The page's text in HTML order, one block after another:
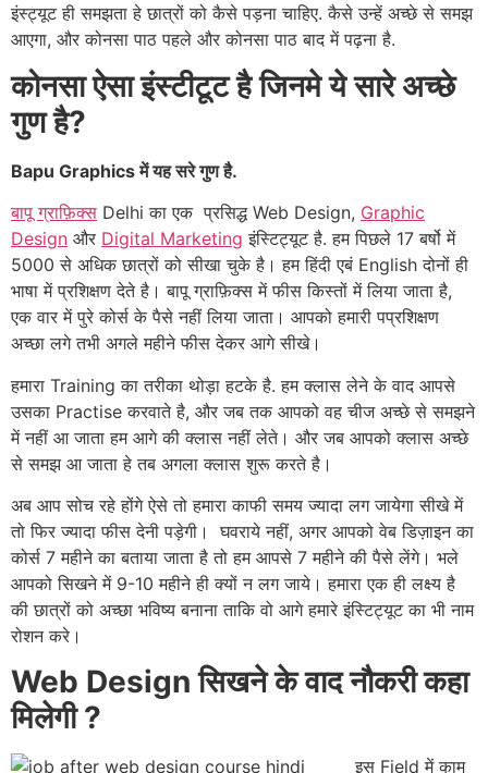
इंस्ट्यूट ही समझता हे छात्रों को कैसे पड़ना चाहिए. कैसे उन्हें अच्छे से समझ
आएगा, और कोनसा पाठ पहले और कोनसा पाठ बाद में पढ़ना है.
कोनसा ऐसा इंस्टीटूट है जिनमे ये सारे अच्छे
गुण है?
Bapu Graphics में यह सरे गुण है.
बापू ग्राफ़िक्स Delhi का एक प्रसिद्ध Web Design, Graphic
Design और Digital Marketing इंस्टिट्यूट है. हम पिछले 17 बर्षो में
5000 से अधिक छात्रों को सीखा चुके है। हम हिंदी एबं English दोनों ही
भाषा में प्रशिक्षण देते है। बापू ग्राफ़िक्स में फीस किस्तों में लिया जाता है,
एक वार में पुरे कोर्स के पैसे नहीं लिया जाता। आपको हमारी पप्रशिक्षण
अच्छा लगे तभी अगले महीने फीस देकर आगे सीखे।
हमारा Training का तरीका थोड़ा हटके है. हम क्लास लेने के वाद आपसे
उसका Practise करवाते है, और जब तक आपको वह चीज अच्छे से समझने
में नहीं आ जाता हम आगे की क्लास नहीं लेते। और जब आपको क्लास अच्छे
से समझ आ जाता हे तब अगला क्लास शुरू करते है।
अब आप सोच रहे होंगे ऐसे तो हमारा काफी समय ज्यादा लग जायेगा सीखे में
तो फिर ज्यादा फीस देनी पड़ेगी। घवराये नहीं, अगर आपको वेब डिज़ाइन का
कोर्स 7 महीने का बताया जाता है तो हम आपसे 7 महीने की पैसे लेंगे। भले
आपको सिखने में 9-10 महीने ही क्यों न लग जाये। हमारा एक ही लक्ष्य है
की छात्रों को अच्छा भविष्य बनाना ताकि वो आगे हमारे इंस्टिट्यूट का भी नाम
रोशन करे।
Web Design सिखने के वाद नौकरी कहा
मिलेगी ?
इस Field में काम